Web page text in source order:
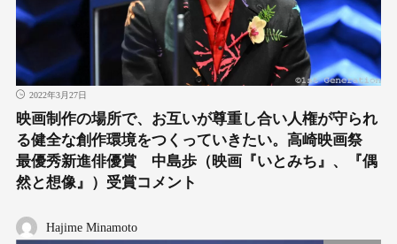
2022年3月27日
映画制作の場所で、お互いが尊重し合い人権が守られ
る健全な創作環境をつくっていきたい。高崎映画祭
最優秀新進俳優賞 中島歩（映画『いとみち』、『偶
然と想像』）受賞コメント
Hajime Minamoto